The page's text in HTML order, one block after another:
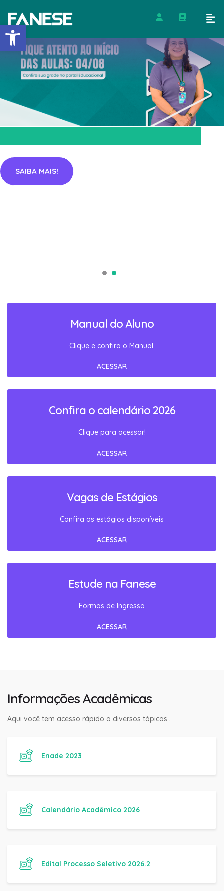
Barra de Ferramentas
SAIBA MAIS!
Manual do Aluno
Clique e confira o Manual.
ACESSAR
Confira o calendário 2026
Clique para acessar!
ACESSAR
Vagas de Estágios
Confira os estágios disponíveis
ACESSAR
Estude na Fanese
Formas de Ingresso
ACESSAR
Informações Acadêmicas
Aqui você tem acesso rápido a diversos tópicos..
Enade 2023
Calendário Acadêmico 2026
Edital Processo Seletivo 2026.2